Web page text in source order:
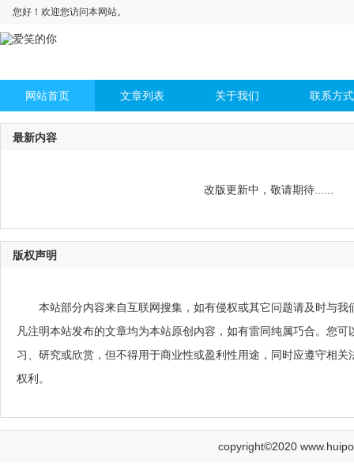
您好！欢迎您访问本网站。
网站首页 文章列表 关于我们 联系方式
最新内容
改版更新中，敬请期待......
版权声明
本站部分内容来自互联网搜集，如有侵权或其它问题请及时与
凡注明本站发布的文章均为本站原创内容，如有雷同纯属巧合。您
习、研究或欣赏，但不得用于商业性或盈利性用途，同时应遵守相
权利。
copyright©2020